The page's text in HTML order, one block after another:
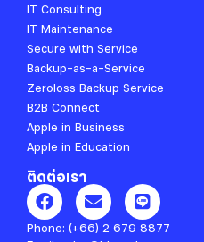
IT Consulting
IT Maintenance
Secure with Service
Backup-as-a-Service
Zeroloss Backup Service
B2B Connect
Apple in Business
Apple in Education
ติดต่อเรา
F
a
c
E
n
v
L
i
n
Phone: (+66) 2 679 8877